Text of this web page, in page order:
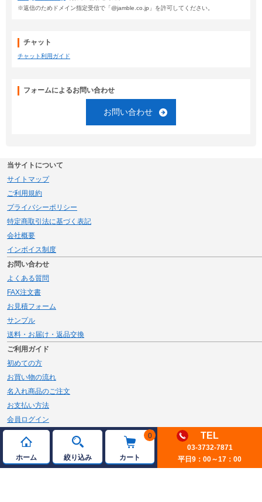
ホーム 絞り込み
0
カート
TEL
03-3732-7871
平日9：00～17：00
※返信のためドメイン指定受信で「@jamble.co.jp」を許可してください。
チャット
チャット利用ガイド
フォームによるお問い合わせ
お問い合わせ
当サイトについて
サイトマップ
ご利用規約
プライバシーポリシー
特定商取引法に基づく表記
会社概要
インボイス制度
お問い合わせ
よくある質問
FAX注文書
お見積フォーム
サンプル
送料・お届け・返品交換
ご利用ガイド
初めての方
お買い物の流れ
名入れ商品のご注文
お支払い方法
会員ログイン
メルマガ登録
新規会員登録
ページトップへ